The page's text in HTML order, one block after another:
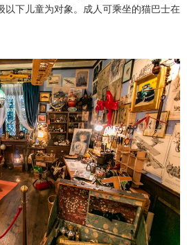
以下儿童为对象。成人可乘坐的猫巴士在